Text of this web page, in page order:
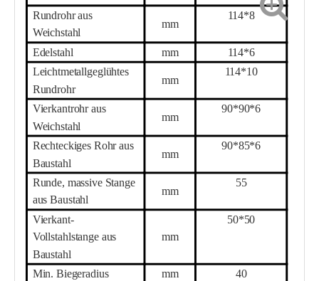
Rundrohr aus
Weichstahl
mm
114*8
Edelstahl mm 114*6
Leichtmetallgeglühtes
Rundrohr
mm
114*10
Vierkantrohr aus
Weichstahl
mm
90*90*6
Rechteckiges Rohr aus
Baustahl
mm
90*85*6
Runde, massive Stange
aus Baustahl
mm
55
Vierkant-
Vollstahlstange aus
Baustahl
mm
50*50
Min. Biegeradius mm
40